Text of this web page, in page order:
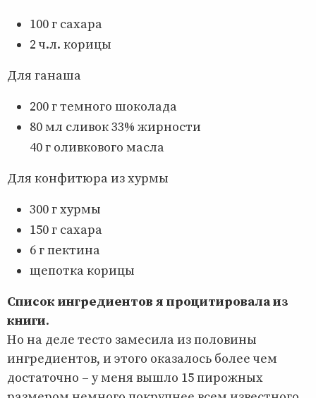
100 г сахара
2 ч.л. корицы
Для ганаша
200 г темного шоколада
80 мл сливок 33% жирности
40 г оливкового масла
Для конфитюра из хурмы
300 г хурмы
150 г сахара
6 г пектина
щепотка корицы
Список ингредиентов я процитировала из
книги.
Но на деле тесто замесила из половины
ингредиентов, и этого оказалось более чем
достаточно – у меня вышло 15 пирожных